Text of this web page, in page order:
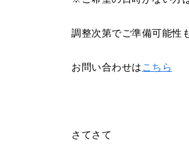
調整次第でご準備可能性
お問い合わせは こちら
さてさて